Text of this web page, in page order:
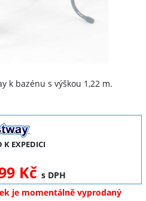
k bazénu s výškou 1,22 m.
K EXPEDICI
Kč s DPH
je momentálně vyprodaný